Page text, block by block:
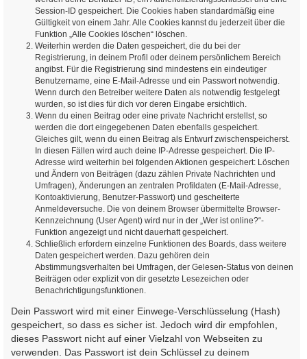
Session-ID gespeichert. Die Cookies haben standardmäßig eine
Gültigkeit von einem Jahr. Alle Cookies kannst du jederzeit über die
Funktion „Alle Cookies löschen“ löschen.
Weiterhin werden die Daten gespeichert, die du bei der
Registrierung, in deinem Profil oder deinem persönlichem Bereich
angibst. Für die Registrierung sind mindestens ein eindeutiger
Benutzername, eine E-Mail-Adresse und ein Passwort notwendig.
Wenn durch den Betreiber weitere Daten als notwendig festgelegt
wurden, so ist dies für dich vor deren Eingabe ersichtlich.
Wenn du einen Beitrag oder eine private Nachricht erstellst, so
werden die dort eingegebenen Daten ebenfalls gespeichert.
Gleiches gilt, wenn du einen Beitrag als Entwurf zwischenspeicherst.
In diesen Fällen wird auch deine IP-Adresse gespeichert. Die IP-
Adresse wird weiterhin bei folgenden Aktionen gespeichert: Löschen
und Ändern von Beiträgen (dazu zählen Private Nachrichten und
Umfragen), Änderungen an zentralen Profildaten (E-Mail-Adresse,
Kontoaktivierung, Benutzer-Passwort) und gescheiterte
Anmeldeversuche. Die von deinem Browser übermittelte Browser-
Kennzeichnung (User Agent) wird nur in der „Wer ist online?“-
Funktion angezeigt und nicht dauerhaft gespeichert.
Schließlich erfordern einzelne Funktionen des Boards, dass weitere
Daten gespeichert werden. Dazu gehören dein
Abstimmungsverhalten bei Umfragen, der Gelesen-Status von deinen
Beiträgen oder explizit von dir gesetzte Lesezeichen oder
Benachrichtigungsfunktionen.
Dein Passwort wird mit einer Einwege-Verschlüsselung (Hash)
gespeichert, so dass es sicher ist. Jedoch wird dir empfohlen,
dieses Passwort nicht auf einer Vielzahl von Webseiten zu
verwenden. Das Passwort ist dein Schlüssel zu deinem